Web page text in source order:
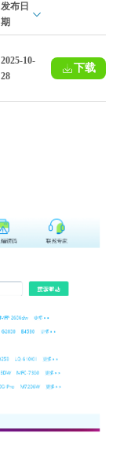
发布日
期
2025-10-
28
下载